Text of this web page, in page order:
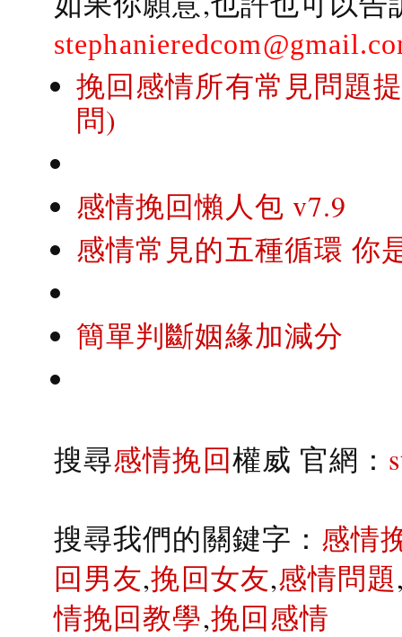
挽回感情所有常見問題
問)
感情挽回懶人包 v7.9
感情常見的五種循環 你
簡單判斷姻緣加減分
搜尋感情挽回權威 官網：
搜尋我們的關鍵字： 感情
回男友,挽回女友,感情問題
情挽回教學,挽回感情